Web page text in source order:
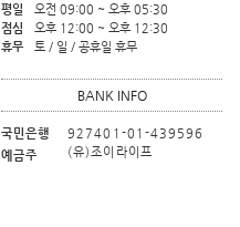
평일
오전 09:00 ~ 오후 05:30
점심
오후 12:00 ~ 오후 12:30
휴무
토 / 일 / 공휴일 휴무
BANK INFO
국민은행
927401-01-439596
예금주
(유)조이라이프